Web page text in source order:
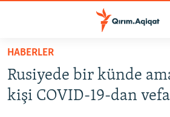
Esas
qaytmaq
Baş
navigatsiyağa
SİYASET
İQTİSADİYAT
HABERLER
Rusiyede bir künde
kişi COVID-19-dan